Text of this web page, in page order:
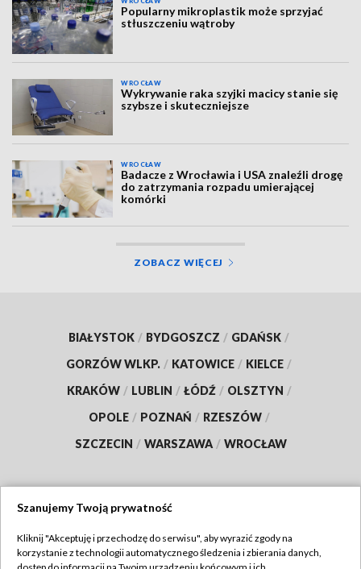
Popularny mikroplastik może sprzyjać
stłuszczeniu wątroby
WROCŁAW
Wykrywanie raka szyjki macicy stanie się
szybsze i skuteczniejsze
WROCŁAW
Badacze z Wrocławia i USA znaleźli drogę
do zatrzymania rozpadu umierającej
komórki
ZOBACZ WIĘCEJ
BIAŁYSTOK / BYDGOSZCZ / GDAŃSK /
GORZÓW WLKP. / KATOWICE / KIELCE /
KRAKÓW / LUBLIN / ŁÓDŹ / OLSZTYN /
OPOLE / POZNAŃ / RZESZÓW /
SZCZECIN / WARSZAWA / WROCŁAW
TVP
Szanujemy Twoją prywatność
Kliknij "Akceptuję i przechodzę do serwisu", aby wyrazić zgody na
korzystanie z technologii automatycznego śledzenia i zbierania danych,